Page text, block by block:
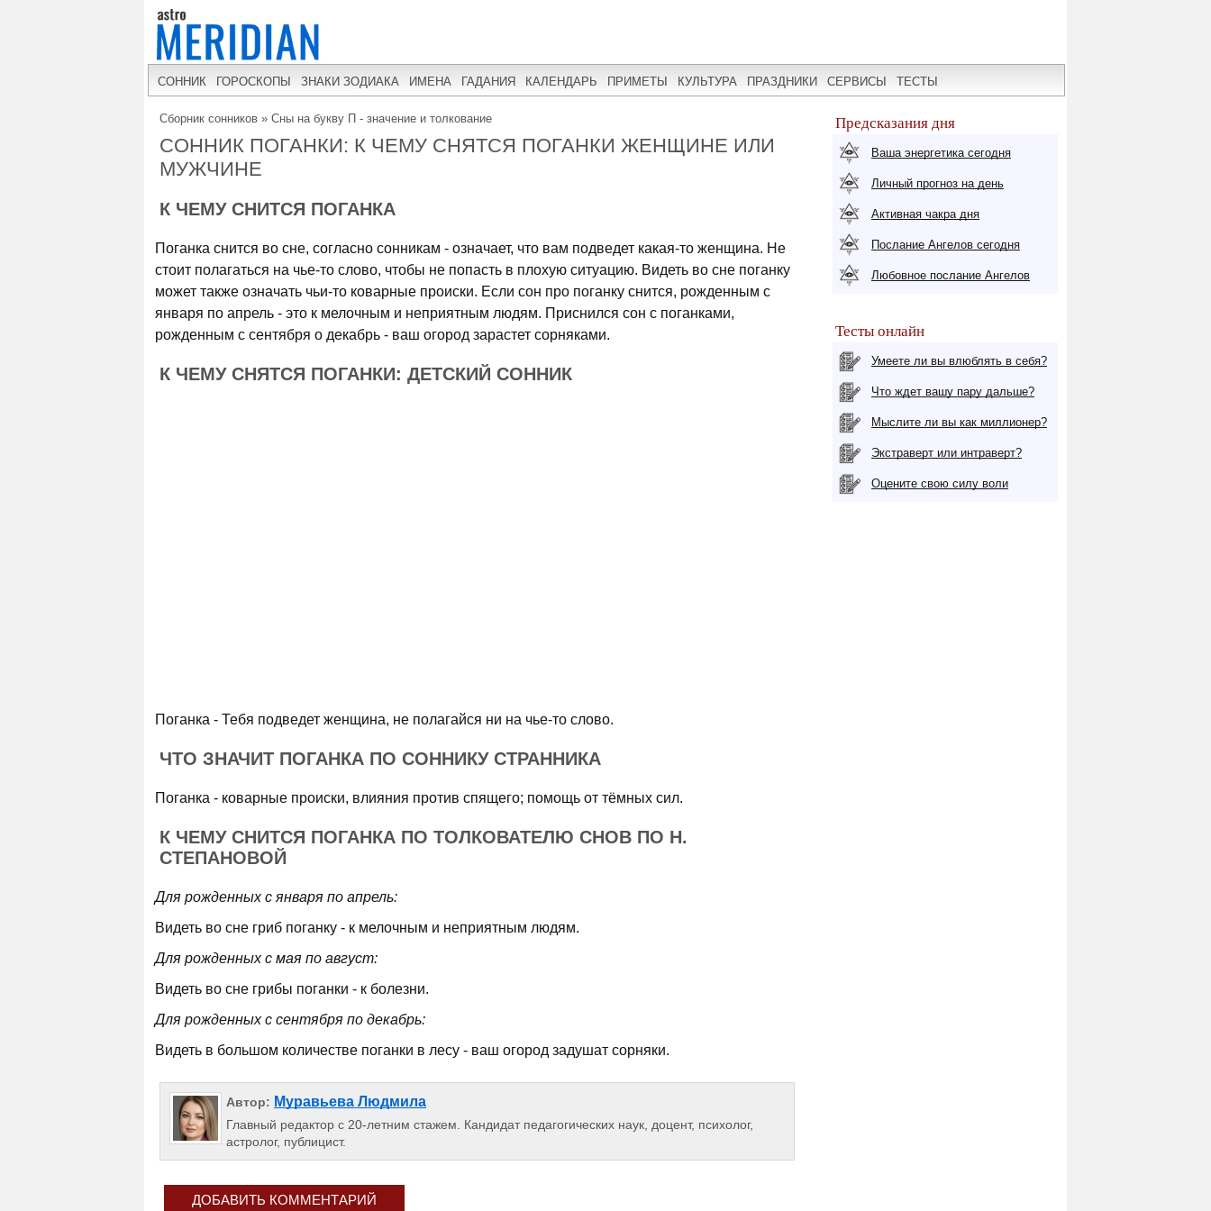
СОННИК ГОРОСКОПЫ ЗНАКИ ЗОДИАКА ИМЕНА ГАДАНИЯ КАЛЕНДАРЬ ПРИМЕТЫ КУЛЬТУРА ПРАЗДНИКИ СЕРВИСЫ ТЕСТЫ
Сборник сонников » Сны на букву П - значение и толкование
СОННИК ПОГАНКИ: К ЧЕМУ СНЯТСЯ ПОГАНКИ ЖЕНЩИНЕ ИЛИ
МУЖЧИНЕ
К ЧЕМУ СНИТСЯ ПОГАНКА
Поганка снится во сне, согласно сонникам - означает, что вам подведет какая-то женщина. Не
стоит полагаться на чье-то слово, чтобы не попасть в плохую ситуацию. Видеть во сне поганку
может также означать чьи-то коварные происки. Если сон про поганку снится, рожденным с
января по апрель - это к мелочным и неприятным людям. Приснился сон с поганками,
рожденным с сентября о декабрь - ваш огород зарастет сорняками.
К ЧЕМУ СНЯТСЯ ПОГАНКИ: ДЕТСКИЙ СОННИК
Поганка - Тебя подведет женщина, не полагайся ни на чье-то слово.
ЧТО ЗНАЧИТ ПОГАНКА ПО СОННИКУ СТРАННИКА
Поганка - коварные происки, влияния против спящего; помощь от тёмных сил.
К ЧЕМУ СНИТСЯ ПОГАНКА ПО ТОЛКОВАТЕЛЮ СНОВ ПО Н.
СТЕПАНОВОЙ
Для рожденных с января по апрель:
Видеть во сне гриб поганку - к мелочным и неприятным людям.
Для рожденных с мая по август:
Видеть во сне грибы поганки - к болезни.
Для рожденных с сентября по декабрь:
Видеть в большом количестве поганки в лесу - ваш огород задушат сорняки.
Автор: Муравьева Людмила
Главный редактор с 20-летним стажем. Кандидат педагогических наук, доцент, психолог,
астролог, публицист.
ДОБАВИТЬ КОММЕНТАРИЙ
Предсказания дня
Ваша энергетика сегодня
Личный прогноз на день
Активная чакра дня
Послание Ангелов сегодня
Любовное послание Ангелов
Тесты онлайн
Умеете ли вы влюблять в себя?
Что ждет вашу пару дальше?
Мыслите ли вы как миллионер?
Экстраверт или интраверт?
Оцените свою силу воли